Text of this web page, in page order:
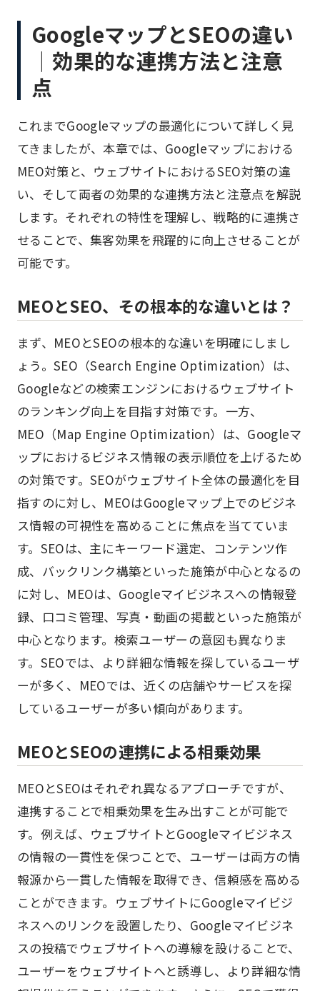
GoogleマップとSEOの違い
｜効果的な連携方法と注意
点
これまでGoogleマップの最適化について詳しく見
てきましたが、本章では、Googleマップにおける
MEO対策と、ウェブサイトにおけるSEO対策の違
い、そして両者の効果的な連携方法と注意点を解説
します。それぞれの特性を理解し、戦略的に連携さ
せることで、集客効果を飛躍的に向上させることが
可能です。
MEOとSEO、その根本的な違いとは？
まず、MEOとSEOの根本的な違いを明確にしまし
ょう。SEO（Search Engine Optimization）は、
Googleなどの検索エンジンにおけるウェブサイト
のランキング向上を目指す対策です。一方、
MEO（Map Engine Optimization）は、Googleマ
ップにおけるビジネス情報の表示順位を上げるため
の対策です。SEOがウェブサイト全体の最適化を目
指すのに対し、MEOはGoogleマップ上でのビジネ
ス情報の可視性を高めることに焦点を当てていま
す。SEOは、主にキーワード選定、コンテンツ作
成、バックリンク構築といった施策が中心となるの
に対し、MEOは、Googleマイビジネスへの情報登
録、口コミ管理、写真・動画の掲載といった施策が
中心となります。検索ユーザーの意図も異なりま
す。SEOでは、より詳細な情報を探しているユーザ
ーが多く、MEOでは、近くの店舗やサービスを探
しているユーザーが多い傾向があります。
MEOとSEOの連携による相乗効果
MEOとSEOはそれぞれ異なるアプローチですが、
連携することで相乗効果を生み出すことが可能で
す。例えば、ウェブサイトとGoogleマイビジネス
の情報の一貫性を保つことで、ユーザーは両方の情
報源から一貫した情報を取得でき、信頼感を高める
ことができます。ウェブサイトにGoogleマイビジ
ネスへのリンクを設置したり、Googleマイビジネ
スの投稿でウェブサイトへの導線を設けることで、
ユーザーをウェブサイトへと誘導し、より詳細な情